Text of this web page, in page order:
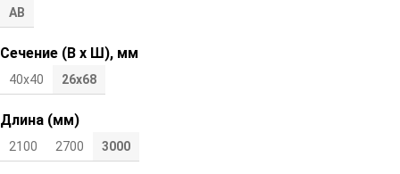
АВ
Сечение (В х Ш), мм
40х40 26х68
Длина (мм)
2100 2700 3000